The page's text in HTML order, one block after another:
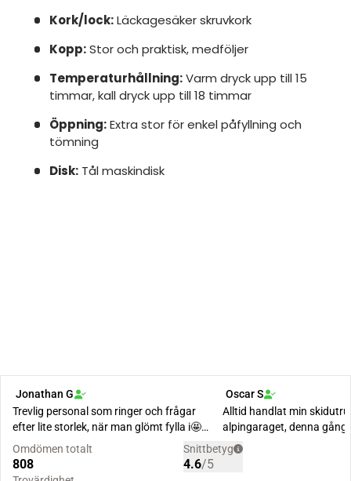
Kork/lock:Läckagesäker skruvkork
Kopp:Stor och praktisk, medföljer
Temperaturhållning:Varm dryck upp till 15
timmar, kall dryck upp till 18 timmar
Öppning:Extra stor för enkel påfyllning och
tömning
Disk:Tål maskindisk